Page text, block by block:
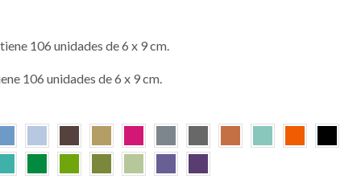
106 unidades de 6 x 9 cm.
106 unidades de 6 x 9 cm.